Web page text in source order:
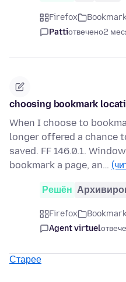
Firefox
Pattiотвечено2
choosing bookmark
When I choose to
longer offered a chance
saved. FF 146.0.1.
bookmark a page, an…
Решён
Firefox
Agent virtuel
Старее